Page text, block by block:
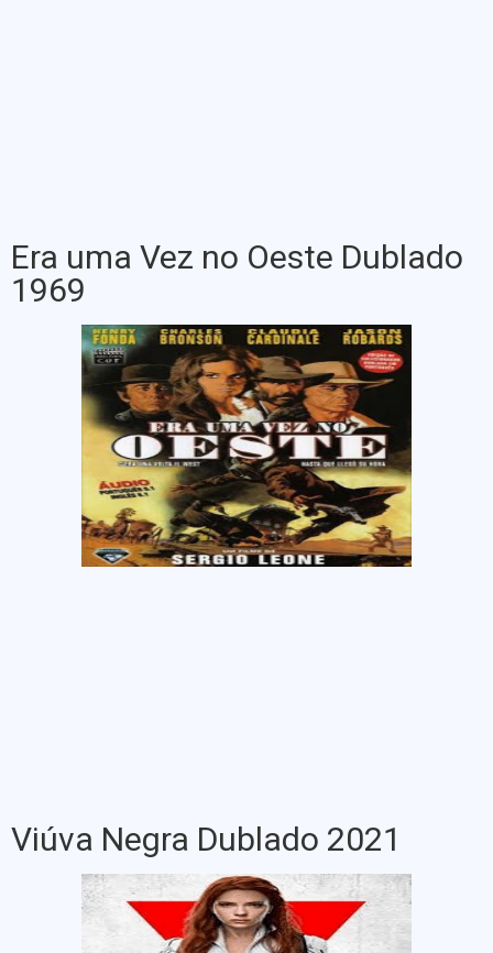
Era uma Vez no Oeste Dublado
1969
Viúva Negra Dublado 2021